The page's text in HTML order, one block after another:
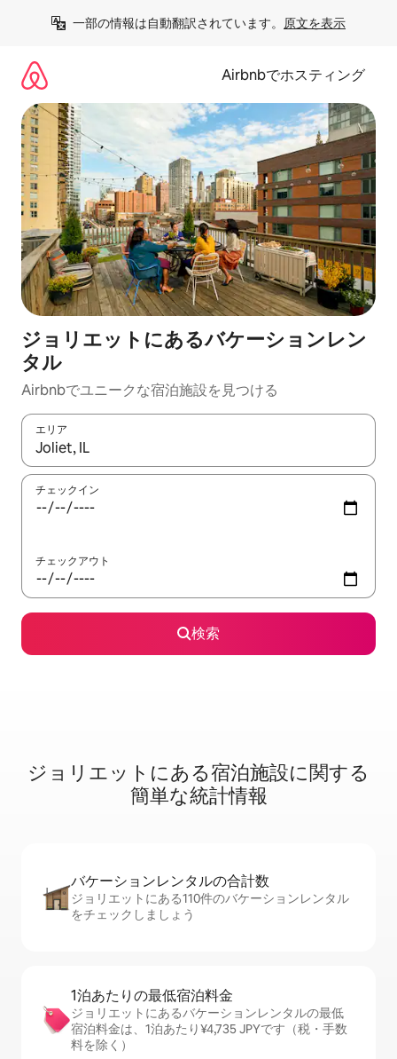
一部の情報は自動翻訳されています。 原文を表示
Airbnbでホスティング
ジョリエットにあるバケーションレン
タル
Airbnbでユニークな宿泊施設を見つける
エリア
検索結果が表示されたら、上下の矢印キーを使って移動するか
チェックイン
チェックアウト
検索
ジョリエットに⁠あ⁠る宿⁠泊⁠施⁠設⁠に関⁠す⁠る
簡⁠単⁠な統⁠計⁠情⁠報
バケーションレ⁠ン⁠タ⁠ル⁠の合⁠計⁠数
ジョリエットにある110件のバケーションレンタル
をチェックしましょう
1泊あたりの最⁠低⁠宿⁠泊⁠料⁠金
ジョリエットにあるバケーションレンタルの最低
宿泊料金は、1泊あたり¥4,735 JPYです（税・手数
料を除く）